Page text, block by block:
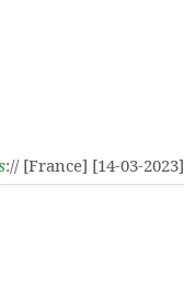
:// [France] [14-03-2023]